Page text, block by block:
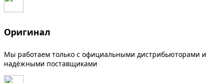
Оригинал
Мы работаем только с официальными дистрибьюторами и
надёжными поставщиками